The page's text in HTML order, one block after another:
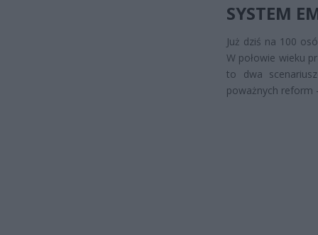
SYSTEM
Już dziś na 100
W połowie wieku
to dwa
poważnych reform